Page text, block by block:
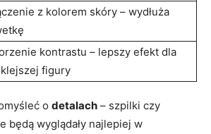
z kolorem skóry – wydłuża
kontrastu – lepszy efekt dla
figury
o detalach – szpilki czy
będą wyglądały najlepiej w